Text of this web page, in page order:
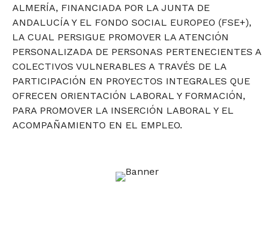
ALMERÍA, FINANCIADA POR LA JUNTA DE
ANDALUCÍA Y EL FONDO SOCIAL EUROPEO (FSE+),
LA CUAL PERSIGUE PROMOVER LA ATENCIÓN
PERSONALIZADA DE PERSONAS PERTENECIENTES A
COLECTIVOS VULNERABLES A TRAVÉS DE LA
PARTICIPACIÓN EN PROYECTOS INTEGRALES QUE
OFRECEN ORIENTACIÓN LABORAL Y FORMACIÓN,
PARA PROMOVER LA INSERCIÓN LABORAL Y EL
ACOMPAÑAMIENTO EN EL EMPLEO.